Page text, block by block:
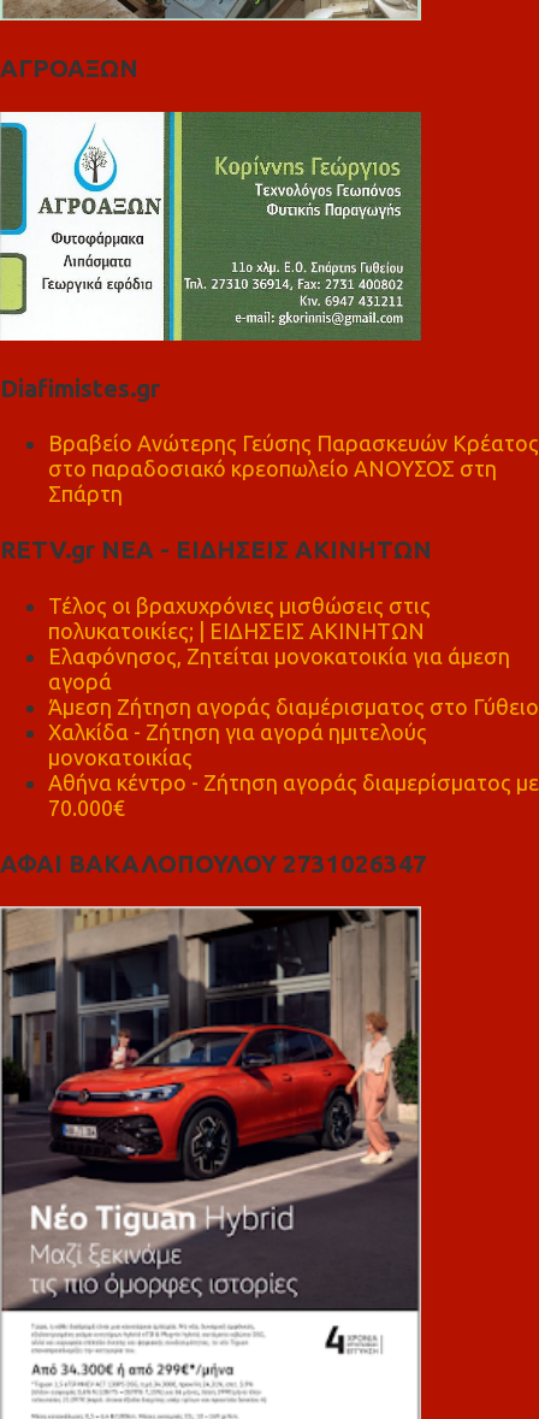
ΑΓΡΟΑΞΩΝ
Diafimistes.gr
Βραβείο Ανώτερης Γεύσης Παρασκευών Κρέατος
στο παραδοσιακό κρεοπωλείο ΑΝΟΥΣΟΣ στη
Σπάρτη
RETV.gr ΝΕΑ - ΕΙΔΗΣΕΙΣ ΑΚΙΝΗΤΩΝ
Τέλος οι βραχυχρόνιες μισθώσεις στις
πολυκατοικίες; | ΕΙΔΗΣΕΙΣ ΑΚΙΝΗΤΩΝ
Ελαφόνησος, Ζητείται μονοκατοικία για άμεση
αγορά
Άμεση Ζήτηση αγοράς διαμέρισματος στο Γύθειο
Χαλκίδα - Ζήτηση για αγορά ημιτελούς
μονοκατοικίας
Αθήνα κέντρο - Ζήτηση αγοράς διαμερίσματος με
70.000€
ΑΦΑΙ ΒΑΚΑΛΟΠΟΥΛΟΥ 2731026347